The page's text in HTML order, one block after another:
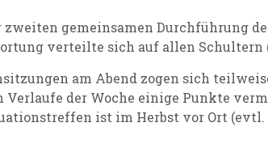
zweiten gemeinsamen Durchführung
verteilte sich auf allen Schultern
am Abend zogen sich
Verlaufe der Woche einige Punkte
ist im Herbst vor Ort